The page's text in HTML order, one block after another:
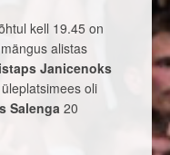
kell 19.45 on
alistas
Janicenoks
oli
Salenga 20